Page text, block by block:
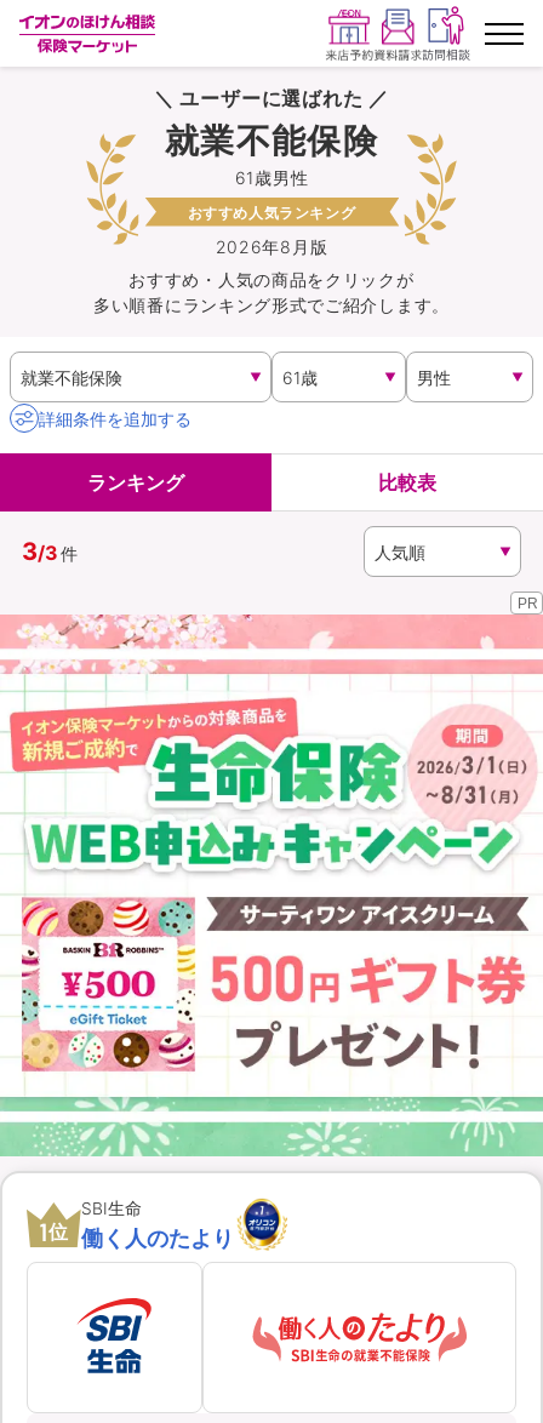
ランキングから探す
保険を比較する
保険会社から探す
イオンカード会員さま専用保険
キャンペーン一覧
イオングループ従業員さま向け
資料請求
（無料）
訪問相談
イオンカード会員さま専用保険
＼ ユーザーに選ばれた ／
2026年8月版
61歳男性
就業不能保険
おすすめ人気ランキング
おすすめ・人気の商品をクリックが
多い順番にランキング形式でご紹介します。
詳細条件を追加する
ランキング 比較表
3/3件
PR
1位
SBI生命
働く人のたより